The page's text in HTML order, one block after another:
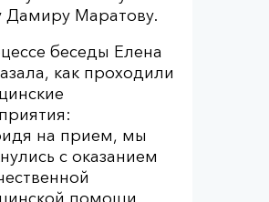
Дамиру Маратову.
беседы Елена
как проходили
на прием, мы
с оказанием